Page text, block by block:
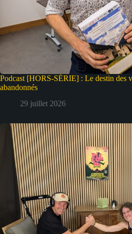
Podcast [HORS-SÉRIE] : Le destin des
abandonnés
29 juillet 2026